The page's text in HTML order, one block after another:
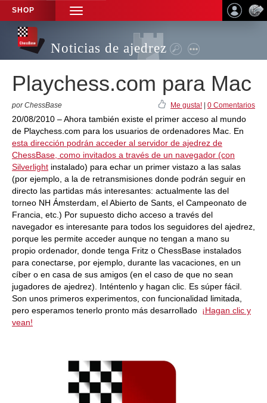
SHOP
TOGGLE
NAVIGATION
Noticias de ajedrez
Playchess.com para Mac
por ChessBase Me gusta! 0 Comentarios
20/08/2010 – Ahora también existe el primer acceso al mundo
de Playchess.com para los usuarios de ordenadores Mac. En
esta dirección podrán acceder al servidor de ajedrez de
ChessBase, como invitados a través de un navegador (con
Silverlight instalado) para echar un primer vistazo a las salas
(por ejemplo, a la de retransmisiones donde podrán seguir en
directo las partidas más interesantes: actualmente las del
torneo NH Ámsterdam, el Abierto de Sants, el Campeonato de
Francia, etc.) Por supuesto dicho acceso a través del
navegador es interesante para todos los seguidores del ajedrez,
porque les permite acceder aunque no tengan a mano su
propio ordenador, donde tenga Fritz o ChessBase instalados
para conectarse, por ejemplo, durante las vacaciones, en un
cíber o en casa de sus amigos (en el caso de que no sean
jugadores de ajedrez). Inténtenlo y hagan clic. Es súper fácil.
Son unos primeros experimentos, con funcionalidad limitada,
pero esperamos tenerlo pronto más desarrollado ¡Hagan clic y
vean!